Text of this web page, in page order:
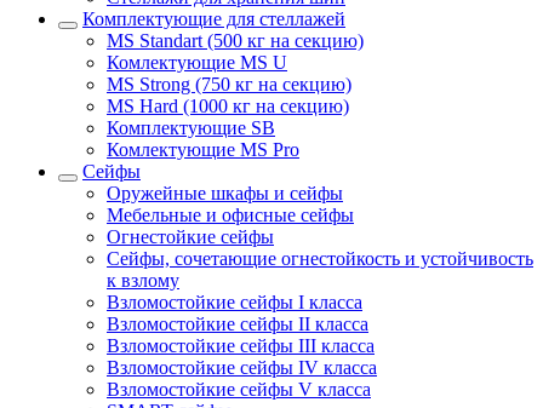
Комплектующие для стеллажей
MS Standart (500 кг на секцию)
Комлектующие MS U
MS Strong (750 кг на секцию)
MS Hard (1000 кг на секцию)
Комплектующие SB
Комлектующие MS Pro
Сейфы
Оружейные шкафы и сейфы
Мебельные и офисные сейфы
Огнестойкие сейфы
Сейфы, сочетающие огнестойкость и устойчивость
к взлому
Взломостойкие сейфы I класса
Взломостойкие сейфы II класса
Взломостойкие сейфы III класса
Взломостойкие сейфы IV класса
Взломостойкие сейфы V класса